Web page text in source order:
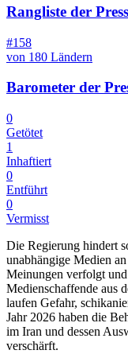
Rangliste der
#158
von 180 Ländern
Barometer der
0
Getötet
1
Inhaftiert
0
Entführt
0
Vermisst
Die Regierung hindert
unabhängige Medien
Meinungen verfolgt
Medienschaffende aus
laufen Gefahr,
Jahr 2026 haben die
im Iran und dessen
verschärft.